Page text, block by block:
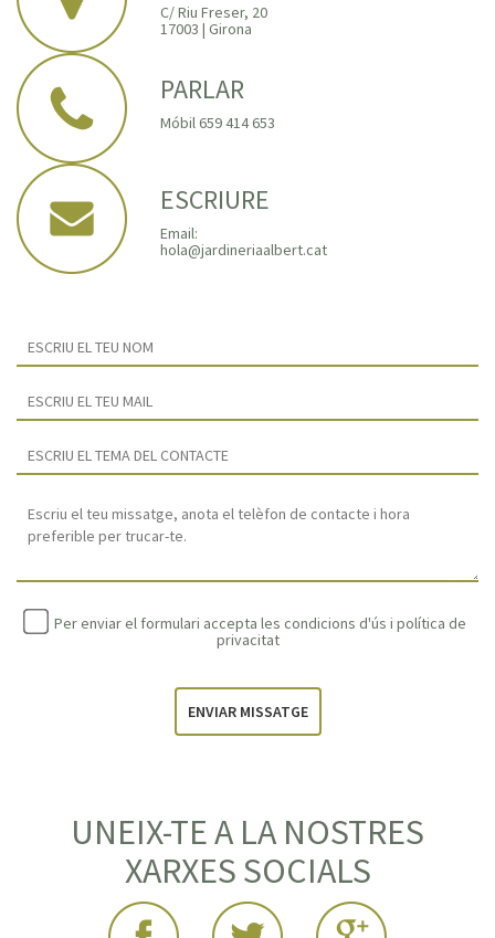
C/ Riu Freser, 20
17003 | Girona
PARLAR
Móbil 659 414 653
ESCRIURE
Email:
hola@jardineriaalbert.cat
Per enviar el formulari accepta les condicions d'ús i política de
privacitat
ENVIAR MISSATGE
UNEIX-TE A LA NOSTRES
XARXES SOCIALS